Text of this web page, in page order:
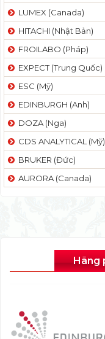
LUMEX (Canada)
HITACHI (Nhật Bản)
FROILABO (Pháp)
EXPECT (Trung Quốc)
ESC (Mỹ)
EDINBURGH (Anh)
DOZA (Nga)
CDS ANALYTICAL (Mỹ)
BRUKER (Đức)
AURORA (Canada)
Hãng